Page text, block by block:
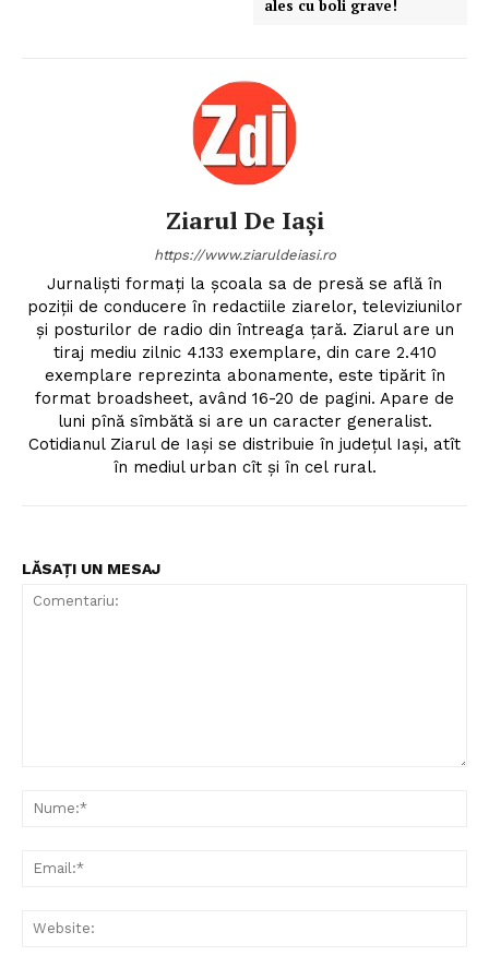
ales cu boli grave!
Ziarul De Iași
https://www.ziaruldeiasi.ro
Jurnalişti formaţi la şcoala sa de presă se află în
poziţii de conducere în redactiile ziarelor, televiziunilor
şi posturilor de radio din întreaga ţară. Ziarul are un
tiraj mediu zilnic 4.133 exemplare, din care 2.410
exemplare reprezinta abonamente, este tipărit în
format broadsheet, având 16-20 de pagini. Apare de
luni pînă sîmbătă si are un caracter generalist.
Cotidianul Ziarul de Iaşi se distribuie în judeţul Iaşi, atît
în mediul urban cît şi în cel rural.
LĂSAȚI UN MESAJ